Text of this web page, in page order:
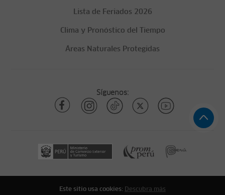
Lista de Feriados 2026
Clima y Pronóstico del Tiempo
Áreas Naturales Protegidas
Síguenos:
Todos los derechos reservadosytuqueplanes 2026
Este sitio usa cookies: Descubra más